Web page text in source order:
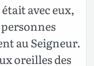
avec eux,
au Seigneur.
oreilles des